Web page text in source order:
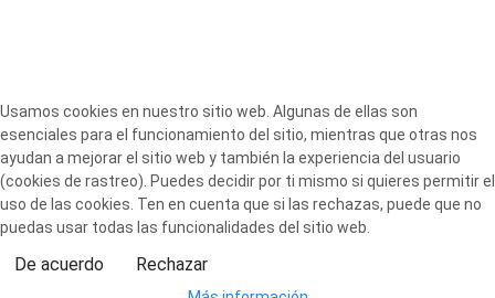
Usamos cookies en nuestro sitio web. Algunas de ellas son
esenciales para el funcionamiento del sitio, mientras que otras nos
ayudan a mejorar el sitio web y también la experiencia del usuario
(cookies de rastreo). Puedes decidir por ti mismo si quieres permitir el
uso de las cookies. Ten en cuenta que si las rechazas, puede que no
puedas usar todas las funcionalidades del sitio web.
De acuerdo Rechazar